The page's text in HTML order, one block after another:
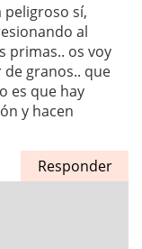
peligroso sí,
al
primas.. os voy
granos.. que
es que hay
y hacen
Responder